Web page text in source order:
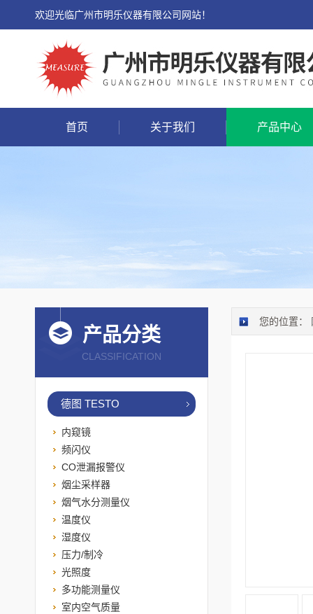
欢迎光临广州市明乐仪器有限公司网站！
首页 关于我们 产品中心
您的位置：
产品分类
CLASSIFICATION
德图 TESTO
内窥镜
频闪仪
CO泄漏报警仪
烟尘采样器
烟气水分测量仪
温度仪
湿度仪
压力/制冷
光照度
多功能测量仪
室内空气质量